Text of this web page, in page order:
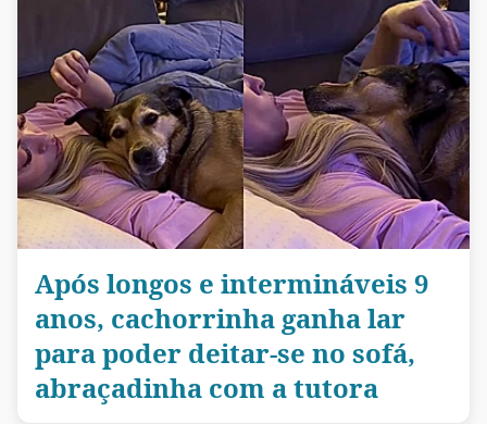
Após longos e intermináveis 9
anos, cachorrinha ganha lar
para poder deitar-se no sofá,
abraçadinha com a tutora